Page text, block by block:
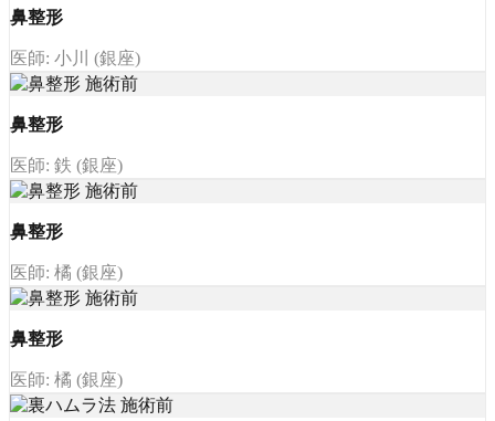
鼻整形
医師: 小川 (銀座)
鼻整形
医師: 鉄 (銀座)
鼻整形
医師: 橘 (銀座)
鼻整形
医師: 橘 (銀座)